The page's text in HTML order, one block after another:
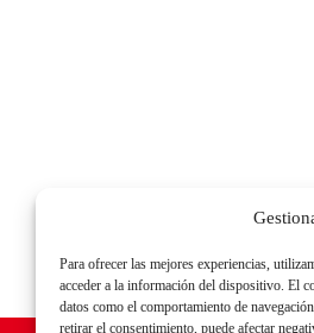
Para ofrecer las mejores experiencias,
acceder a la información del dispositivo. El
datos como el comportamiento de
retirar el consentimiento, puede afectar
CONTACTO